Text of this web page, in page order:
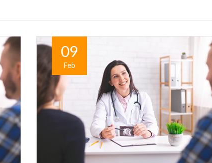
09
Feb